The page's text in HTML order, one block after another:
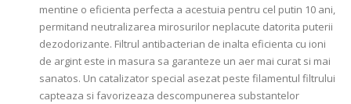
mentine o eficienta perfecta a acestuia pentru cel putin 10 ani,
permitand neutralizarea mirosurilor neplacute datorita puterii
dezodorizante. Filtrul antibacterian de inalta eficienta cu ioni
de argint este in masura sa garanteze un aer mai curat si mai
sanatos. Un catalizator special asezat peste filamentul filtrului
capteaza si favorizeaza descompunerea substantelor